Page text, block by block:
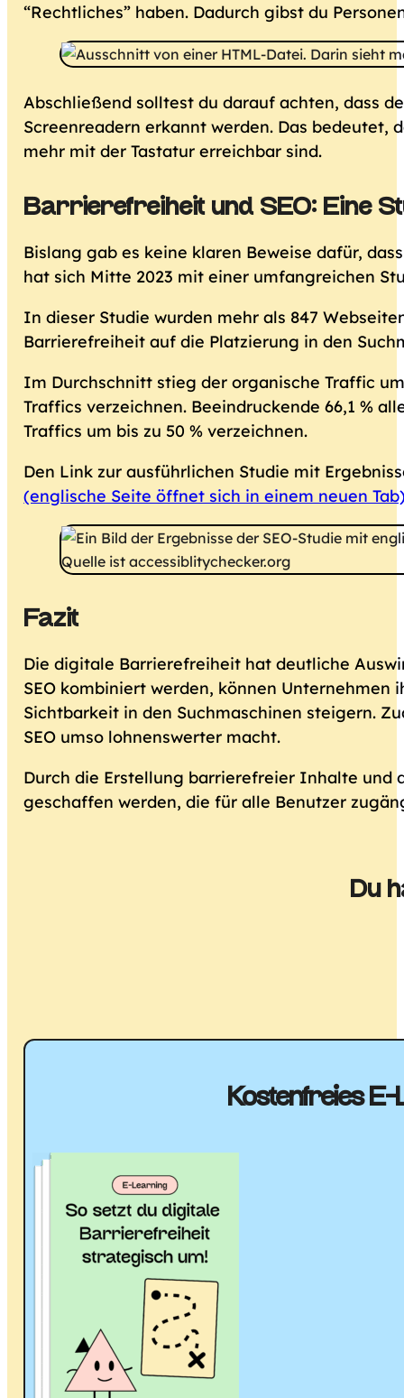
“Rechtliches” haben. Dadurch gibst du
Abschließend solltest du darauf achten, dass
Screenreadern erkannt werden. Das bedeutet,
mehr mit der Tastatur erreichbar sind.
Barrierefreiheit und SEO: Eine
Bislang gab es keine klaren Beweise dafür,
hat sich Mitte 2023 mit einer umfangreichen
In dieser Studie wurden mehr als 847
Barrierefreiheit auf die Platzierung in den
Im Durchschnitt stieg der organische Traffic
Traffics verzeichnen. Beeindruckende 66,1 %
Traffics um bis zu 50 % verzeichnen.
Den Link zur ausführlichen Studie mit
(englische Seite öffnet sich in einem neuen
Fazit
Die digitale Barrierefreiheit hat deutliche
SEO kombiniert werden, können
Sichtbarkeit in den Suchmaschinen steigern.
SEO umso lohnenswerter macht.
Durch die Erstellung barrierefreier Inhalte und
geschaffen werden, die für alle Benutzer
Du
Kostenfreies